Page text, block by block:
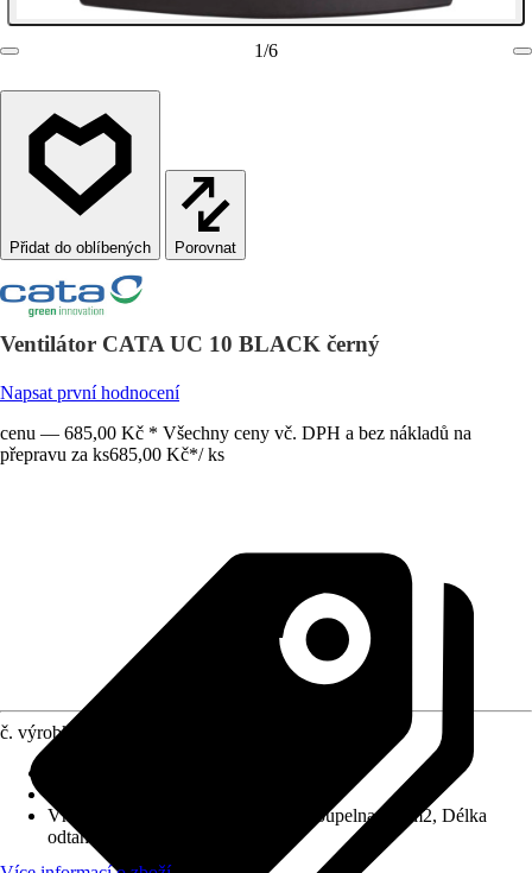
1/6
Porovnat
Ventilátor CATA UC 10 BLACK černý
Napsat první hodnocení
cenu — 685,00 Kč * Všechny ceny vč. DPH a bez nákladů na
přepravu za ks685,00 Kč*/ ks
č. výrobku
Vhodné pro prostory
WC: 8 m2, Koupelna: 15 m2, Délka
odtahu do 4 m